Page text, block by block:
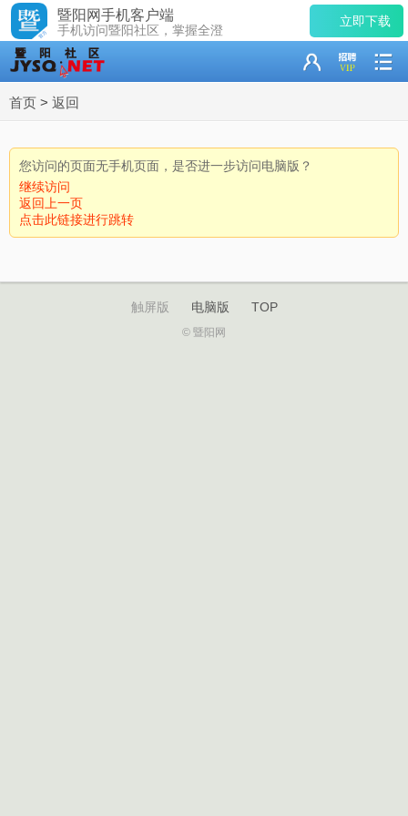
暨阳网手机客户端
手机访问暨阳社区，掌握全澄
立即下载
首页 > 返回
您访问的页面无手机页面，是否进一步访问电脑版？
继续访问
返回上一页
点击此链接进行跳转
触屏版 电脑版 TOP
© 暨阳网